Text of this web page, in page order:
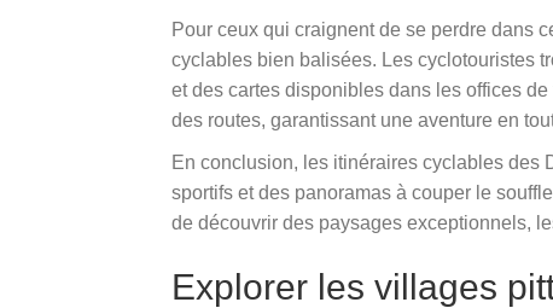
Pour ceux qui craignent de se perdre dans
cyclables bien balisées. Les cyclotouristes
et des cartes disponibles dans les offices
des routes, garantissant une aventure en
En conclusion, les itinéraires cyclables des
sportifs et des panoramas à couper le
de découvrir des paysages exceptionnels,
Explorer les villages